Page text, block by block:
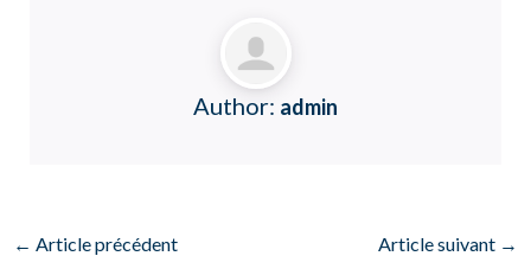
Author: admin
← Article précédent Article suivant →